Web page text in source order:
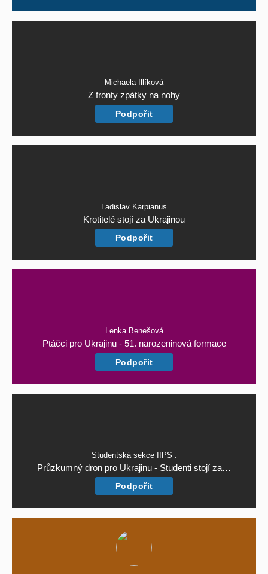
Michaela Illíková
Z fronty zpátky na nohy
Podpořit
Ladislav Karpianus
Krotitelé stojí za Ukrajinou
Podpořit
Lenka Benešová
Ptáčci pro Ukrajinu - 51. narozeninová formace
Podpořit
Studentská sekce IIPS .
Průzkumný dron pro Ukrajinu - Studenti stojí za…
Podpořit